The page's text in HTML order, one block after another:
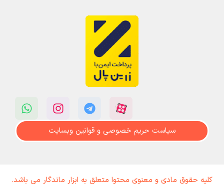
سیاست حریم خصوصی و قوانین وبسایت
کلیه حقوق مادی و معنوی محتوا متعلق به ابزار ماندگار می باشد.